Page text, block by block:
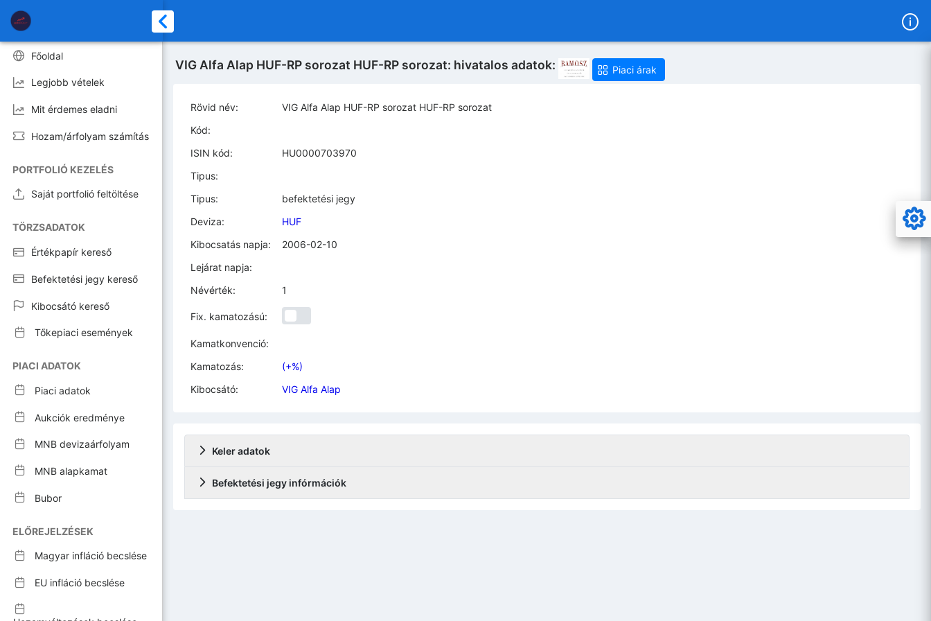
Főoldal
Legjobb vételek
Mit érdemes eladni
Hozam/árfolyam számítás
PORTFOLIÓ KEZELÉS
Saját portfolió feltöltése
TÖRZSADATOK
Értékpapír kereső
Befektetési jegy kereső
Kibocsátó kereső
Tőkepiaci események
PIACI ADATOK
Piaci adatok
Aukciók eredménye
MNB devizaárfolyam
MNB alapkamat
Bubor
ELŐREJELZÉSEK
Magyar infláció becslése
EU infláció becslése
VIG Alfa Alap HUF-RP sorozat HUF-RP sorozat: hivatalos adatok: Piaci árak
Rövid név:
VIG Alfa Alap HUF-RP sorozat HUF-RP sorozat
Kód:
ISIN kód:
HU0000703970
Tipus:
Tipus:
befektetési jegy
Deviza:
HUF
Kibocsatás napja:
2006-02-10
Lejárat napja:
Névérték:
1
Fix. kamatozású:
Kamatkonvenció:
Kamatozás:
(+%)
Kibocsátó:
VIG Alfa Alap
Keler adatok
Befektetési jegy infórmációk